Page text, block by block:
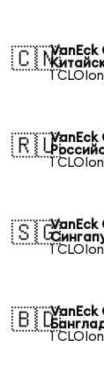
🇨🇳VanEck
1
🇷🇺VanEck
1
🇸🇬VanEck
1
🇧🇩VanEck
1